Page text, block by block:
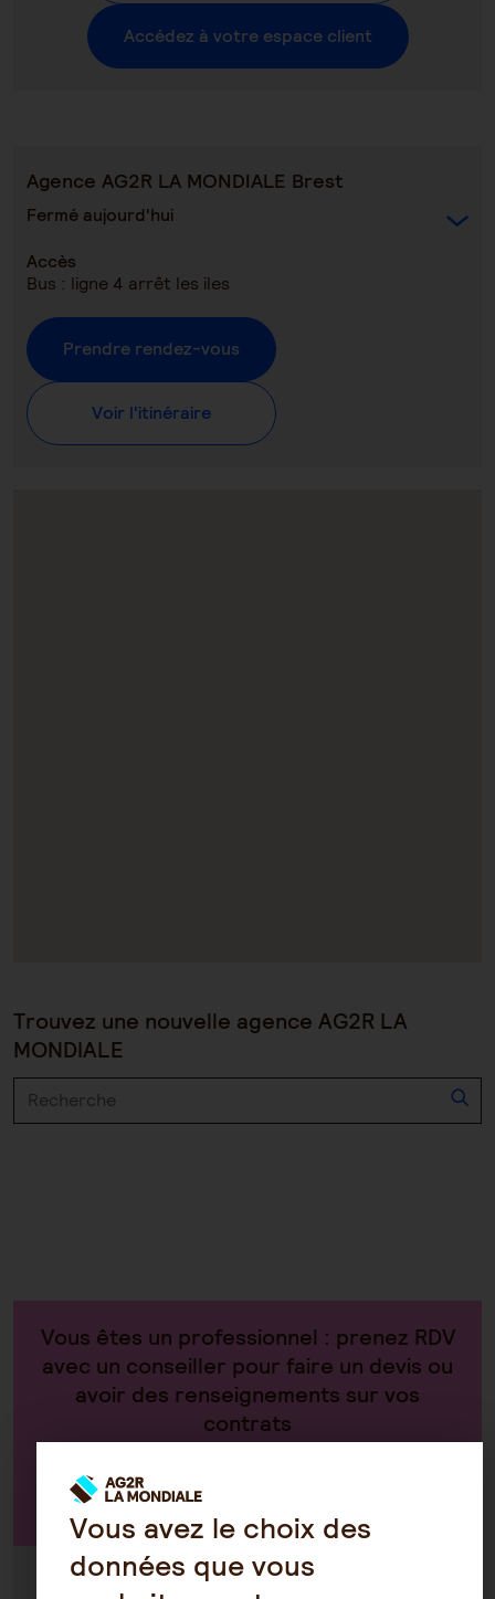
Accédez à votre espace client
Agence AG2R LA MONDIALE Brest
Fermé aujourd'hui
Accès
Bus : ligne 4 arrêt les iles
Prendre rendez-vous
Voir l'itinéraire
Trouvez une nouvelle agence AG2R LA
MONDIALE
Vous êtes un professionnel : prenez RDV
avec un conseiller pour faire un devis ou
avoir des renseignements sur vos
contrats
Par téléphone au 0970 808 808
Du lundi au vendredi de 8h30 à 18h30
Vous avez le choix des
données que vous